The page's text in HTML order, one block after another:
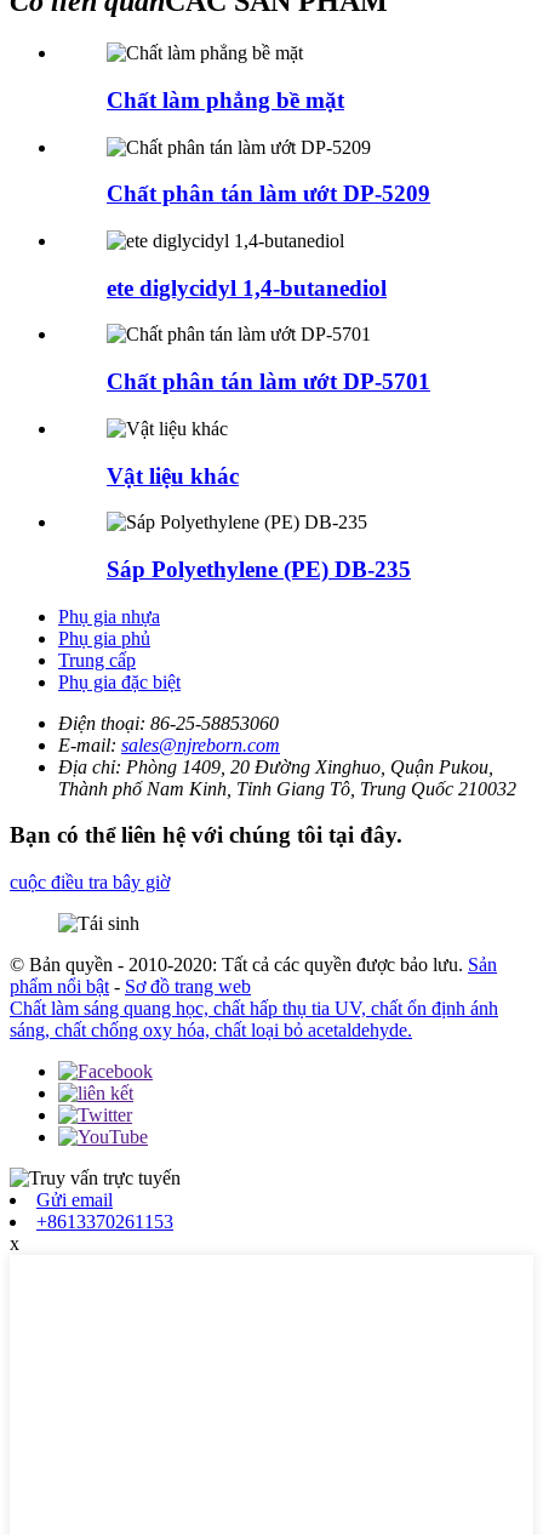
Chất làm phẳng bề mặt
Chất phân tán làm ướt DP-5209
ete diglycidyl 1,4-butanediol
Chất phân tán làm ướt DP-5701
Vật liệu khác
Sáp Polyethylene (PE) DB-235
Phụ gia nhựa
Phụ gia phủ
Trung cấp
Phụ gia đặc biệt
Điện thoại: 86-25-58853060
E-mail: sales@njreborn.com
Địa chỉ: Phòng 1409, 20 Đường Xinghuo, Quận Pukou,
Thành phố Nam Kinh, Tỉnh Giang Tô, Trung Quốc 210032
Bạn có thể liên hệ với chúng tôi tại đây.
cuộc điều tra bây giờ
© Bản quyền - 2010-2020: Tất cả các quyền được bảo lưu. Sản
phẩm nổi bật - Sơ đồ trang web
Chất làm sáng quang học, chất hấp thụ tia UV, chất ổn định ánh
sáng, chất chống oxy hóa, chất loại bỏ acetaldehyde.
Gửi email
+8613370261153
x